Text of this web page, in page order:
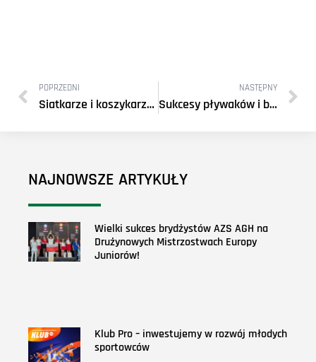
POPRZEDNI
Siatkarze i koszykarze z trzema medalami Akademickich Mistrzostw Polski
NASTĘPNY
Sukcesy pływaków i biegaczy przełajowych na AMP
NAJNOWSZE ARTYKUŁY
Wielki sukces brydżystów AZS AGH na
Drużynowych Mistrzostwach Europy
Juniorów!
Klub Pro – inwestujemy w rozwój młodych
sportowców